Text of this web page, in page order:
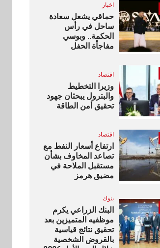
اخبار
حماقي يشعل سعادة
ساحل في رأس
الحكمة.. وبوسي
مفاجأة الحفل
اقتصاد
وزيرا التخطيط
والبترول يبحثان جهود
تحقيق أمن الطاقة
اقتصاد
ارتفاع أسعار النفط مع
تصاعد المخاوف بشأن
مستقبل الملاحة في
مضيق هرمز
بنوك
البنك الزراعي يكرم
موظفيه المتميزين بعد
تحقيق نتائج قياسية
بالقروض الشخصية